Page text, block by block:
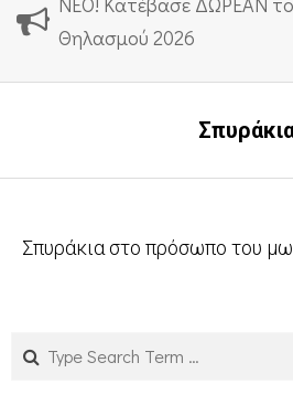
Θηλασμού 2026
Σπυράκια στο πρόσωπο του
29